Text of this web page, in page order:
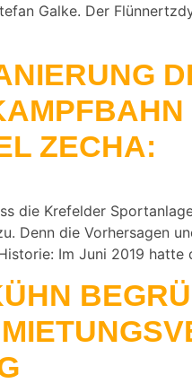
Galke. Der
ZECHA:
die Krefelder
Denn die Vorhersagen
Im Juni 2019 hatte